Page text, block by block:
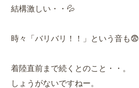
結構激しい・・💦
時々「バリバリ！！」という音も😨
着陸直前まで続くとのこと・・。
しょうがないですねー。